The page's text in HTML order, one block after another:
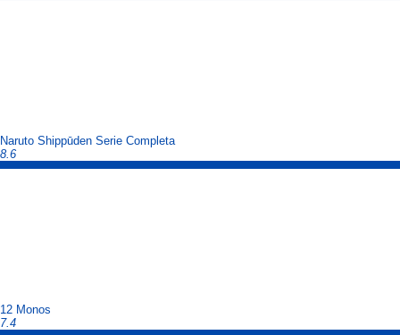
Naruto Shippūden Serie Completa
8.6
12 Monos
7.4